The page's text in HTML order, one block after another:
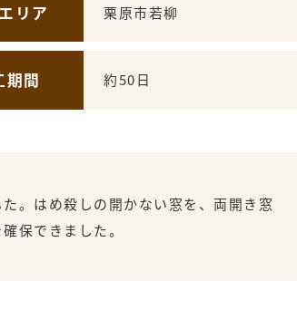
リア 栗原市若柳
期間 約50日
。はめ殺しの開かない窓を、両開き窓
保できました。